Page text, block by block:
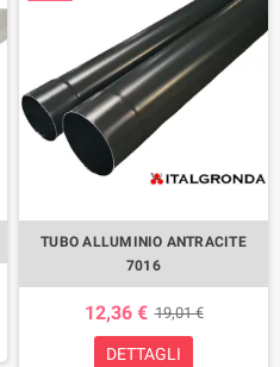
TUBO ALLUMINIO ANTRACITE
7016
12,36 € 19,01 €
DETTAGLI